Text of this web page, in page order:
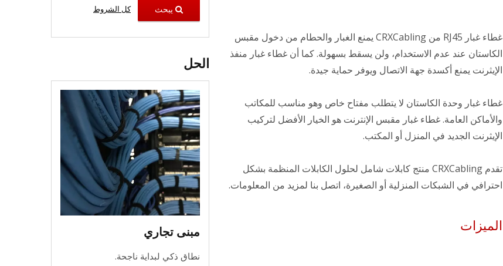
يبحث كل الشروط
الحل
مبنى تجاري
نطاق ذكي لبداية ناجحة.
غطاء غبار RJ45 من CRXCabling يمنع الغبار والحطام من دخول مقبس
الكاستان عند عدم الاستخدام، ولن يسقط بسهولة. كما أن غطاء غبار منفذ
الإيثرنت يمنع أكسدة جهة الاتصال ويوفر حماية جيدة.
غطاء غبار وحدة الكاستان لا يتطلب مفتاح خاص وهو مناسب للمكاتب
والأماكن العامة. غطاء غبار مقبس الإنترنت هو الخيار الأفضل لتركيب
الإيثرنت الجديد في المنزل أو المكتب.
تقدم CRXCabling منتج كابلات شامل لحلول الكابلات المنظمة بشكل
احترافي في الشبكات المنزلية أو الصغيرة، اتصل بنا لمزيد من المعلومات.
الميزات